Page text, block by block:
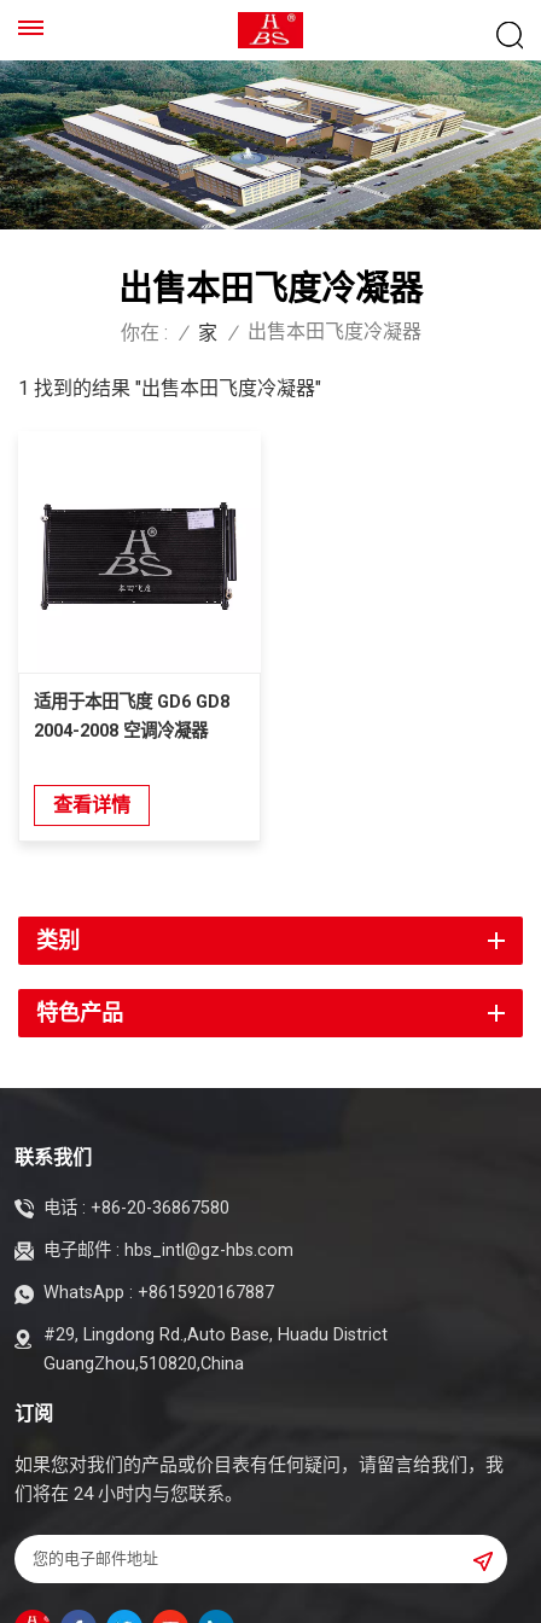
出售本田飞度冷凝器
你在 : / 家 / 出售本田飞度冷凝器
1 找到的结果 "出售本田飞度冷凝器"
适用于本田飞度 GD6 GD8
2004-2008 空调冷凝器
查看详情
类别
特色产品
联系我们
电话 : +86-20-36867580
电子邮件 : hbs_intl@gz-hbs.com
WhatsApp : +8615920167887
#29, Lingdong Rd.,Auto Base, Huadu District
GuangZhou,510820,China
订阅
如果您对我们的产品或价目表有任何疑问，请留言给我们，我
们将在 24 小时内与您联系。